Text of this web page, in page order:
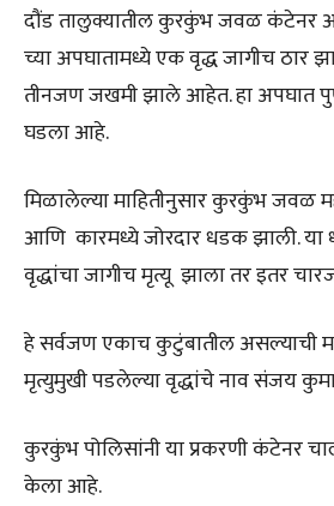
दौंड तालुक्यातील कुरकुंभ जवळ कंटेनर
च्या अपघातामध्ये एक वृद्ध जागीच ठार
तीनजण जखमी झाले आहेत. हा अपघात पुणे
घडला आहे.
मिळालेल्या माहितीनुसार कुरकुंभ जवळ
आणि कारमध्ये जोरदार धडक झाली. या
वृद्धांचा जागीच मृत्यू झाला तर इतर
हे सर्वजण एकाच कुटुंबातील असल्याची
मृत्युमुखी पडलेल्या वृद्धांचे नाव संजय
कुरकुंभ पोलिसांनी या प्रकरणी कंटेनर
केला आहे.